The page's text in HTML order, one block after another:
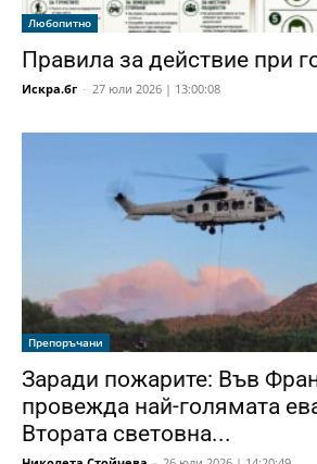
Любопитно
Правила за действие при
Искра.бг - 27 юли 2026 | 13:00:08
Препоръчани
Заради пожарите: Във
провежда най-голямата
Втората световна...